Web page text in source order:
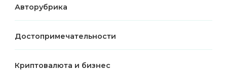
Авторубрика
Достопримечательности
Криптовалюта и бизнес